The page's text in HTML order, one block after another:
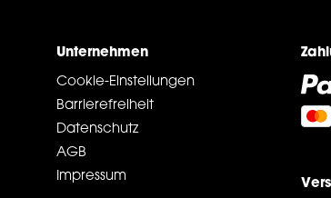
Unternehmen
Cookie-Einstellungen
Barrierefreiheit
Datenschutz
AGB
Impressum